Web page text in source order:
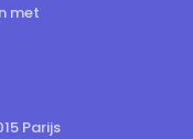
met
Parijs